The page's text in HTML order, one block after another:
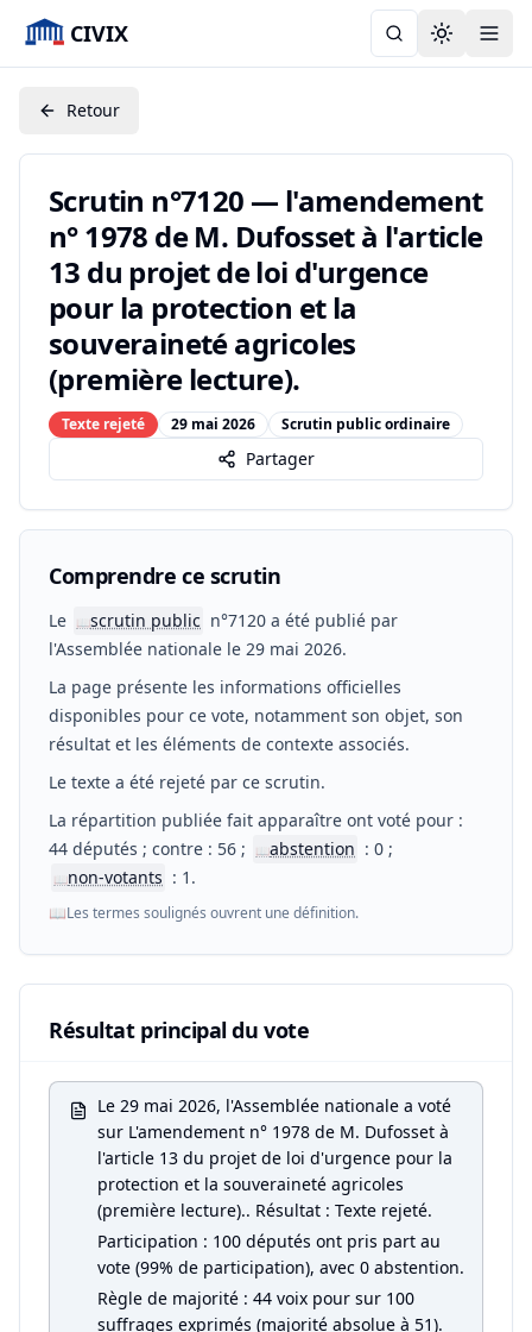
CIVIX Toggle
Retour
Scrutin n°7120 — l'amendement
n° 1978 de M. Dufosset à l'article
13 du projet de loi d'urgence
pour la protection et la
souveraineté agricoles
(première lecture).
Texte rejeté 29 mai 2026 Scrutin public ordinaire
Partager
Comprendre ce scrutin
Le 📖scrutin public n°7120 a été publié par
l'Assemblée nationale le 29 mai 2026.
La page présente les informations officielles
disponibles pour ce vote, notamment son objet, son
résultat et les éléments de contexte associés.
Le texte a été rejeté par ce scrutin.
La répartition publiée fait apparaître ont voté pour :
44 députés ; contre : 56 ;
📖abstention : 0 ;
📖non-votants : 1.
📖Les termes soulignés ouvrent une définition.
Résultat principal du vote
Le 29 mai 2026, l'Assemblée nationale a voté
sur L'amendement n° 1978 de M. Dufosset à
l'article 13 du projet de loi d'urgence pour la
protection et la souveraineté agricoles
(première lecture).. Résultat : Texte rejeté.
Participation : 100 députés ont pris part au
vote (99% de participation), avec 0 abstention.
Règle de majorité : 44 voix pour sur 100
suffrages exprimés (majorité absolue à 51).